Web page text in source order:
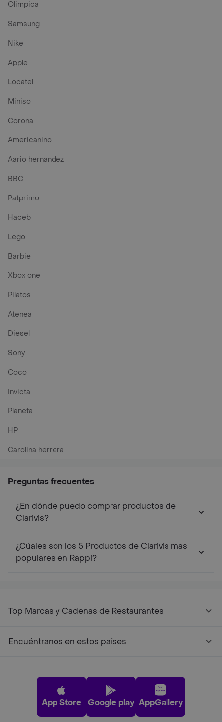
Olimpica
Samsung
Nike
Apple
Locatel
Miniso
Corona
Americanino
Aario hernandez
BBC
Patprimo
Haceb
Lego
Barbie
Xbox one
Pilatos
Atenea
Diesel
Sony
Coco
Invicta
Planeta
HP
Carolina herrera
Preguntas frecuentes
¿En dónde puedo comprar productos de
Clarivis?
¿Cúales son los 5 Productos de Clarivis mas
populares en Rappi?
Top Marcas y Cadenas de Restaurantes
Encuéntranos en estos países
App Store Google play AppGallery